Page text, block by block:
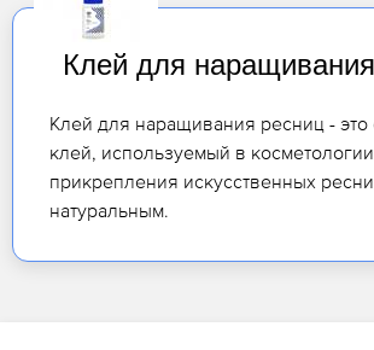
Клей для
Клей для наращивания ресниц -
клей, используемый в
прикрепления искусственных
натуральным.